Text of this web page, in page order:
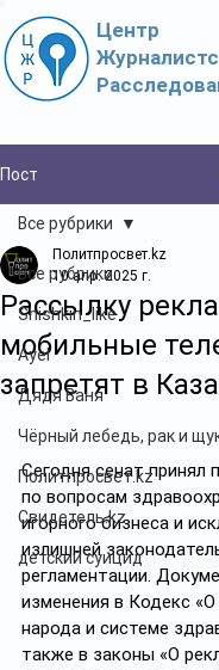
Центр
Пост
Все рубрики
Shishkin_like
Ayel
Дядя Ваня
Чёрный лебедь, рак и
Политпросвет.kz
Свидетель.kz
детский суицид
Все рубрики
Рассылку
мобильные
запретят в
Политпросвет.kz
10 апр. 2025 г.
Сегодня сенат принял
по вопросам
игорного бизнеса и
излишней
регламентации.
изменения в Кодекс
народа и системе
также в законы «О